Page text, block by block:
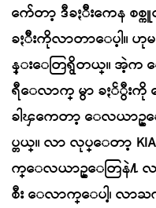
က်ေတာ့ ဒီခႏၲီးကေန စ
ခႏၲီးကိုလာတာေပ့ါ။
န္းေတြရွိတယ္။ အဲ့က ေ
ရီေလာက္ မွာ ခႏၲွီးကို
ခါၾကေတာ့ ေလယာဥ္
ပ္တယ္။ လာ လုပ္ေတာ့
က္ေလယာဥ္ေတြနဲ႔ လ
စီး ေလာက္ေပါ့၊ လာ